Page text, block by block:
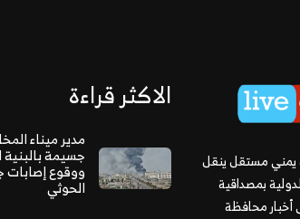
يمني مستقل ينقل
بمصداقية
محافظة
الاكثر قراءة
مدير ميناء
جسيمة بالبنية
ووقوع إصابات
الحوثي